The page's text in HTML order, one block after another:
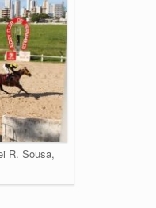
R. Sousa,